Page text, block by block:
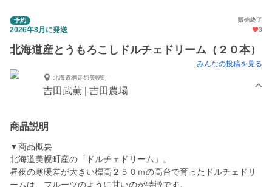
予約 販売終了
2026年8月に発送 3
北海道産とうもろこしドルチェドリーム（２０本）
みんなの投稿を見る
北海道網走郡美幌町
吉田武薫 | 吉田農場
商品説明
▼商品概要
北海道美幌町産の「ドルチェドリーム」。
昼夜の寒暖差が大きい標高２５０ｍの高台で育ったドルチェドリ
ームは、フルーツのように甘いのが特徴です。